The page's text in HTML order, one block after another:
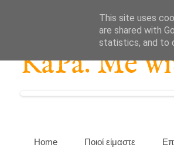
KaPa. Me
Home Ποιοί είμαστε
This site uses
are shared with
statistics, and to